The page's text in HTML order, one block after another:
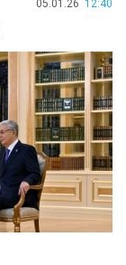
05.01.26 12:40